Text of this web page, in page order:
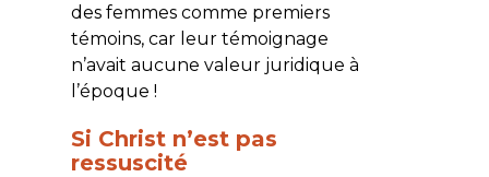
des femmes comme premiers
témoins, car leur témoignage
n’avait aucune valeur juridique à
l’époque !
Si Christ n’est pas
ressuscité